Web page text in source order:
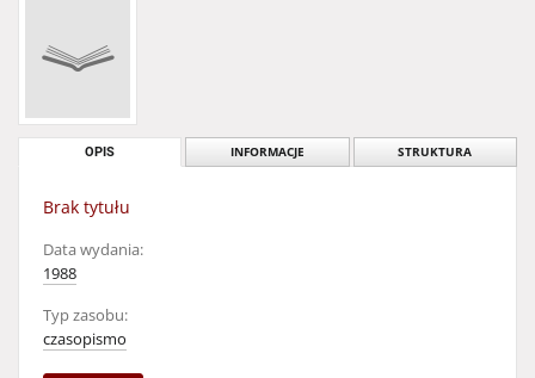
OPIS INFORMACJE STRUKTURA
Brak tytułu
Data wydania:
1988
Typ zasobu:
czasopismo